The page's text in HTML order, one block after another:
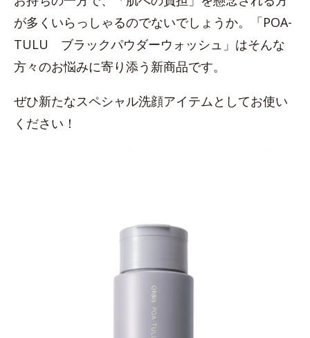
が多くいらっしゃるのでないでしょうか。「POA-
TULU ブラックパウダーウォッシュ」はそんな
方々のお悩みに寄り添う新商品です。
ぜひ新たなスペシャル洗顔アイテムとしてお使い
ください！